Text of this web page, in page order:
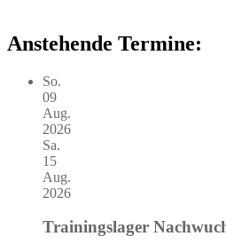
Anstehende Termine:
So.
09
Aug.
2026
Sa.
15
Aug.
2026
Trainingslager